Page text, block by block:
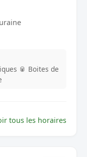
🥫 Boites de
tous les horaires